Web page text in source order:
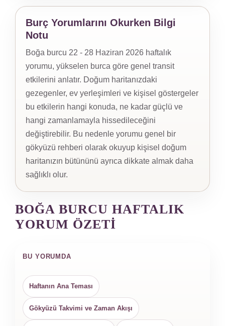
Burç Yorumlarını Okurken Bilgi
Notu
Boğa burcu 22 - 28 Haziran 2026 haftalık
yorumu, yükselen burca göre genel transit
etkilerini anlatır. Doğum haritanızdaki
gezegenler, ev yerleşimleri ve kişisel göstergeler
bu etkilerin hangi konuda, ne kadar güçlü ve
hangi zamanlamayla hissedileceğini
değiştirebilir. Bu nedenle yorumu genel bir
gökyüzü rehberi olarak okuyup kişisel doğum
haritanızın bütününü ayrıca dikkate almak daha
sağlıklı olur.
BOĞA BURCU HAFTALIK
YORUM ÖZETI
BU YORUMDA
Haftanın Ana Teması
Gökyüzü Takvimi ve Zaman Akışı